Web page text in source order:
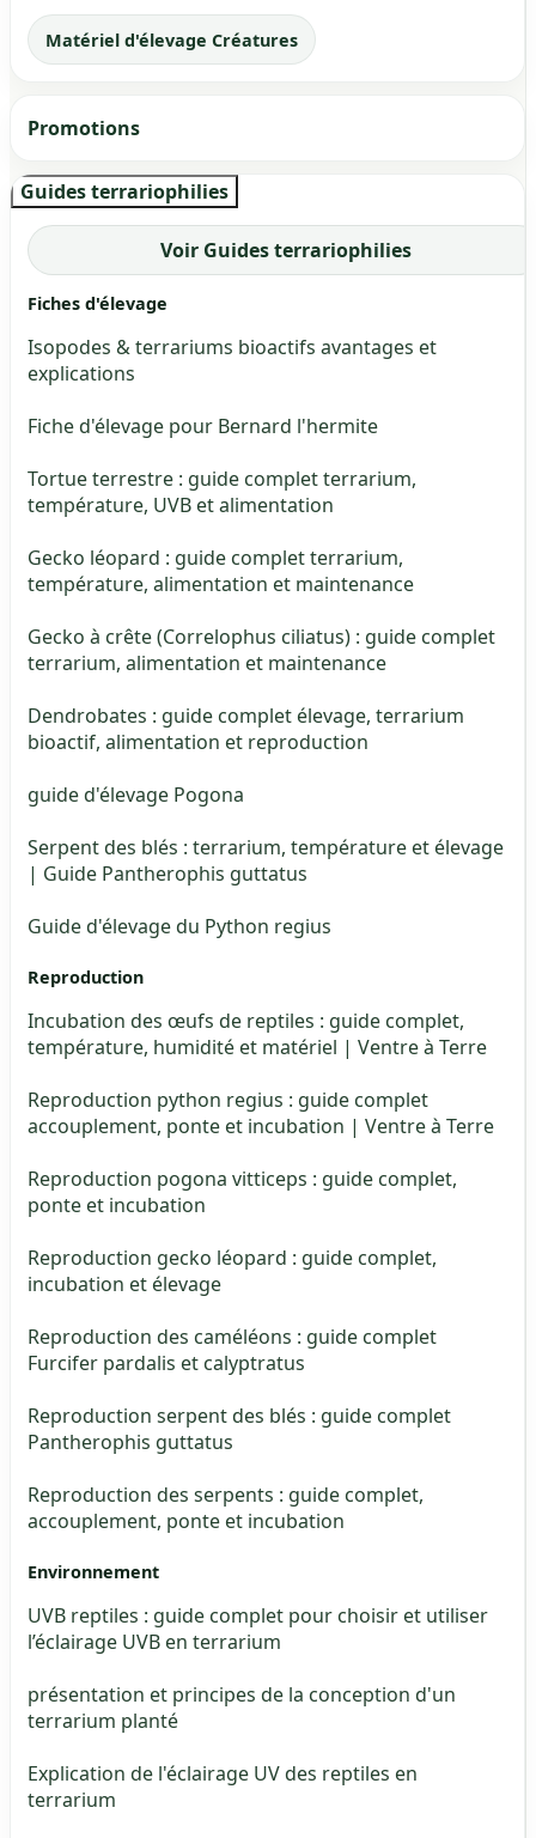
Matériel d'élevage Créatures
Promotions
Guides terrariophilies
Voir Guides terrariophilies
Fiches d'élevage
Isopodes & terrariums bioactifs avantages et
explications
Fiche d'élevage pour Bernard l'hermite
Tortue terrestre : guide complet terrarium,
température, UVB et alimentation
Gecko léopard : guide complet terrarium,
température, alimentation et maintenance
Gecko à crête (Correlophus ciliatus) : guide complet
terrarium, alimentation et maintenance
Dendrobates : guide complet élevage, terrarium
bioactif, alimentation et reproduction
guide d'élevage Pogona
Serpent des blés : terrarium, température et élevage
| Guide Pantherophis guttatus
Guide d'élevage du Python regius
Reproduction
Incubation des œufs de reptiles : guide complet,
température, humidité et matériel | Ventre à Terre
Reproduction python regius : guide complet
accouplement, ponte et incubation | Ventre à Terre
Reproduction pogona vitticeps : guide complet,
ponte et incubation
Reproduction gecko léopard : guide complet,
incubation et élevage
Reproduction des caméléons : guide complet
Furcifer pardalis et calyptratus
Reproduction serpent des blés : guide complet
Pantherophis guttatus
Reproduction des serpents : guide complet,
accouplement, ponte et incubation
Environnement
UVB reptiles : guide complet pour choisir et utiliser
l’éclairage UVB en terrarium
présentation et principes de la conception d'un
terrarium planté
Explication de l'éclairage UV des reptiles en
terrarium